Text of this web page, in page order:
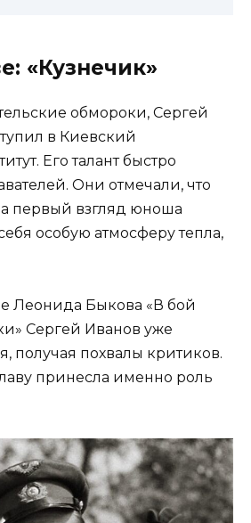
«Кузнечик»
обмороки, Сергей
в Киевский
Его талант быстро
Они отмечали, что
первый взгляд юноша
особую атмосферу тепла,
Леонида Быкова «В бой
Сергей Иванов уже
получая похвалы критиков.
принесла именно роль